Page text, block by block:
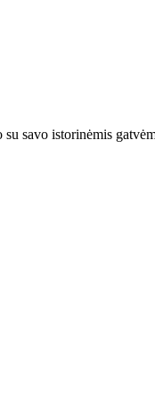
savo istorinėmis